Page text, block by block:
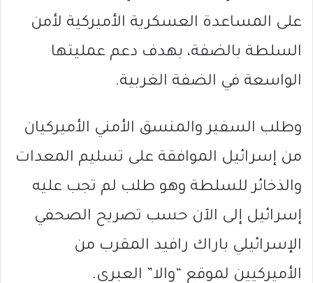
على المساعدة العسكرية الأميركية لأمن
السلطة بالضفة، بهدف دعم عمليتها
الواسعة في الضفة الغربية.
وطلب السفير والمنسق الأمني الأميركيان
من إسرائيل الموافقة على تسليم المعدات
والذخائر للسلطة وهو طلب لم تجب عليه
إسرائيل إلى الآن حسب تصريح الصحفي
الإسرائيلي باراك رافيد المقرب من
الأميركيين لموقع “والا” العبري.